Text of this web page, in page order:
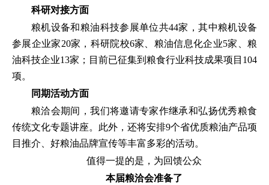
科研对接方面
粮机设备和粮油科技参展单位共44家，其中粮机设备
参展企业家20家，科研院校6家、粮油信息化企业5家、粮
油科技企业13家；目前已征集到粮食行业科技成果项目104
项。
同期活动方面
粮洽会期间，我们将邀请专家作继承和弘扬优秀粮食
传统文化专题讲座。此外，还将安排9个省优质粮油产品项
目推介、好粮油品牌宣传等丰富多彩的活动。
值得一提的是，为回馈公众
本届粮洽会准备了